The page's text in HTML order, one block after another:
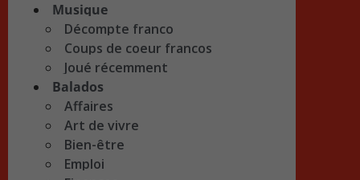
Musique
Décompte franco
Coups de coeur francos
Joué récemment
Balados
Affaires
Art de vivre
Bien-être
Emploi